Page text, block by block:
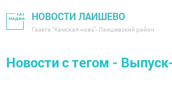
НОВОСТИ ЛАИШЕВО
Газета "Камская новь"- Лаишевский район
Новости с тегом -